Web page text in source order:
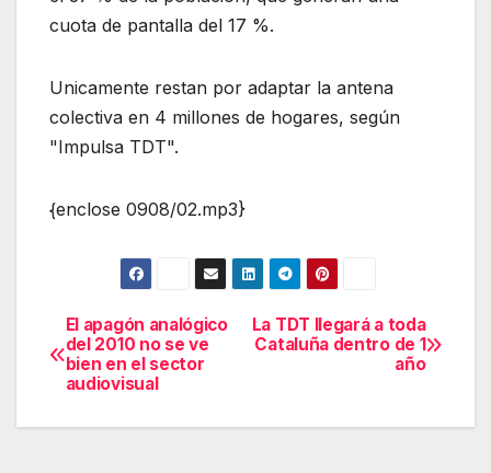
cuota de pantalla del 17 %.
Unicamente restan por adaptar la antena
colectiva en 4 millones de hogares, según
"Impulsa TDT".
{enclose 0908/02.mp3}
Navegación
de
entradas
La TDT llegará a toda
Cataluña dentro de 1
año
El apagón analógico
del 2010 no se ve
bien en el sector
audiovisual